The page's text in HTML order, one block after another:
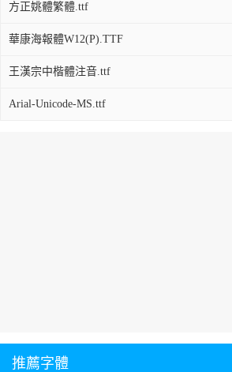
方正姚體繁體.ttf
華康海報體W12(P).TTF
王漢宗中楷體注音.ttf
Arial-Unicode-MS.ttf
推薦字體